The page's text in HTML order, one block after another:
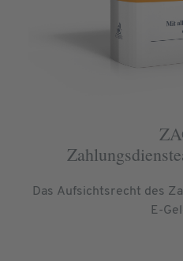
Das Aufsichtsrecht des
E-